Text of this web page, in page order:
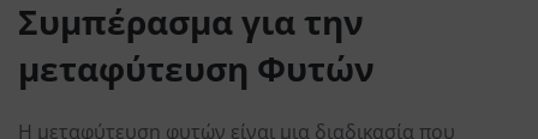
Συμπέρασμαγια την
μεταφύτευση Φυτών
Η μεταφύτευση φυτών είναι μια διαδικασία που